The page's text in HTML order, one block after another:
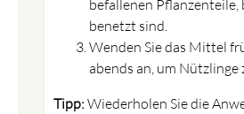
befallenen Pflanzenteile,
benetzt sind.
Wenden Sie das Mittel
abends an, um Nützlinge
Tipp:Wiederholen Sie die